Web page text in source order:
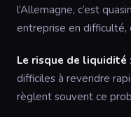
l’Allemagne, c’est
entreprise en difficulté,
Le risque de liquidité
difficiles à revendre
règlent souvent ce